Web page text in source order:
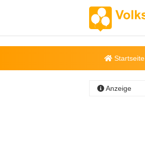
Startseite
Anzeige